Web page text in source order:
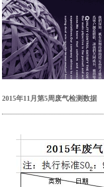
2015年11月第5周废气检测数据